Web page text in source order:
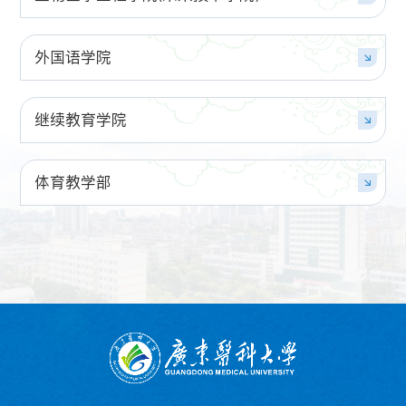
外国语学院
继续教育学院
体育教学部